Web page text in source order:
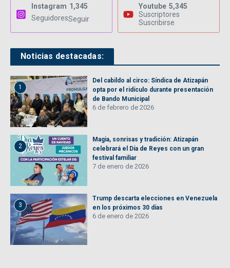
Instagram 1,345
SeguidoresSeguir
Youtube 5,345
Suscriptores
Suscribirse
Noticias destacadas:
1
Del cabildo al circo: Síndica de Atizapán
opta por el ridículo durante presentación
de Bando Municipal
6 de febrero de 2026
2
Magia, sonrisas y tradición: Atizapán
celebrará el Día de Reyes con un gran
festival familiar
7 de enero de 2026
3
Trump descarta elecciones en Venezuela
en los próximos 30 días
6 de enero de 2026